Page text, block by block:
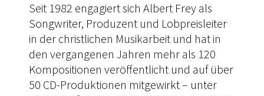
Seit 1982 engagiert sich Albert Frey als
Songwriter, Produzent und Lobpreisleiter
in der christlichen Musikarbeit und hat in
den vergangenen Jahren mehr als 120
Kompositionen veröffentlicht und auf über
50 CD-Produktionen mitgewirkt – unter